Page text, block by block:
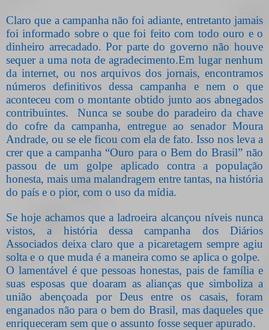
Claro que a campanha não foi adiante, entretanto jamais
foi informado sobre o que foi feito com todo ouro e o
dinheiro arrecadado. Por parte do governo não houve
sequer a uma nota de agradecimento.Em lugar nenhum
da internet, ou nos arquivos dos jornais, encontramos
números definitivos dessa campanha e nem o que
aconteceu com o montante obtido junto aos abnegados
contribuintes.
Nunca se soube do paradeiro da chave
do cofre da campanha, entregue ao senador Moura
Andrade, ou se ele ficou com ela de fato. Isso nos leva a
crer que a campanha “Ouro para o Bem do Brasil” não
passou de um golpe aplicado contra a população
honesta, mais uma malandragem entre tantas, na história
do país e o pior, com o uso da mídia.
Se hoje achamos que a ladroeira alcançou níveis nunca
vistos, a história dessa campanha dos Diários
Associados deixa claro que a picaretagem sempre agiu
solta e o que muda é a maneira como se aplica o golpe.
O lamentável é que pessoas honestas, pais de família e
suas esposas que doaram as alianças que simboliza a
união abençoada por Deus entre os casais, foram
enganados não para o bem do Brasil, mas daqueles que
enriqueceram sem que o assunto fosse sequer apurado.